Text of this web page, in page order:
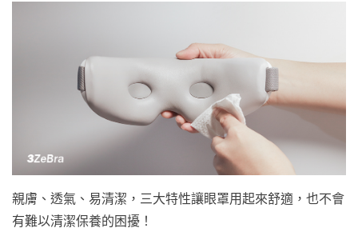
親膚、透氣、易清潔，三大特性讓眼罩用起來舒適，也不會
有難以清潔保養的困擾！